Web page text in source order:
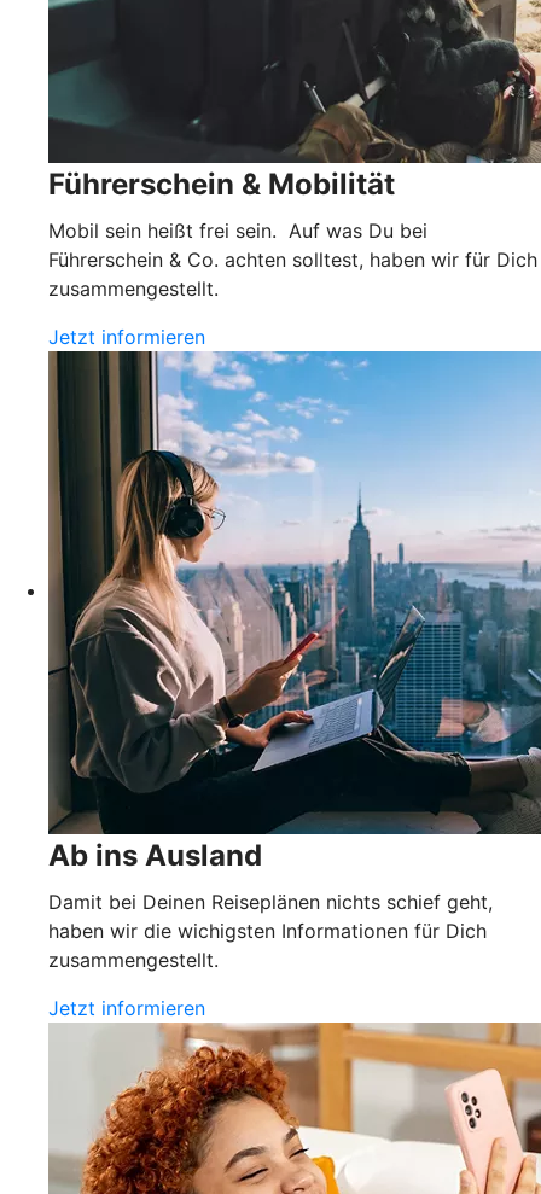
Führerschein & Mobilität
Mobil sein heißt frei sein. Auf was Du bei
Führerschein & Co. achten solltest, haben wir für Dich
zusammengestellt.
Jetzt informieren
Ab ins Ausland
Damit bei Deinen Reiseplänen nichts schief geht,
haben wir die wichigsten Informationen für Dich
zusammengestellt.
Jetzt informieren